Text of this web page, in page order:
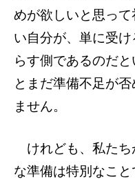
めが欲しいと思っ
い自分が、単に受
らす側であるのだ
とまだ準備不足が
ません。
けれども、私たち
な準備は特別なこ